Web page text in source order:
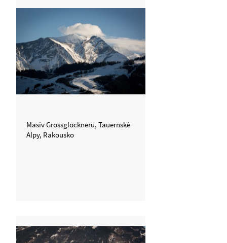
Masiv Grossglockneru, Tauernské
Alpy, Rakousko